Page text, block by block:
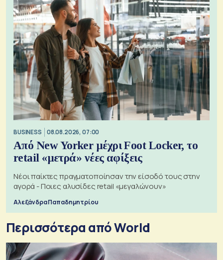
BUSINESS 08.08.2026, 07:00
Από New Yorker μέχρι Foot Locker, το
retail «μετρά» νέες αφίξεις
Νέοι παίκτες πραγματοποίησαν την είσοδό τους στην
αγορά - Ποιες αλυσίδες retail «μεγαλώνουν»
Αλεξάνδρα Παπαδημητρίου
Περισσότερα από World